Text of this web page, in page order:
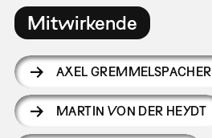
Mitwirkende
AXEL GREMMELSPACHER
MARTIN VON DER HEYDT